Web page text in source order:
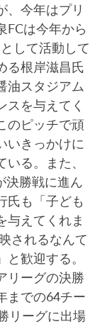
、今年はプリ
FCは今年から
して活動して
る根岸滋昌氏
油スタジアム
スを与えてく
のピッチで頑
いきっかけに
る。また、
決勝戦に進ん
氏も「子ども
与えてくれま
されるなんて
歓迎する。
リーグの決勝
までの64チー
リーグに出場